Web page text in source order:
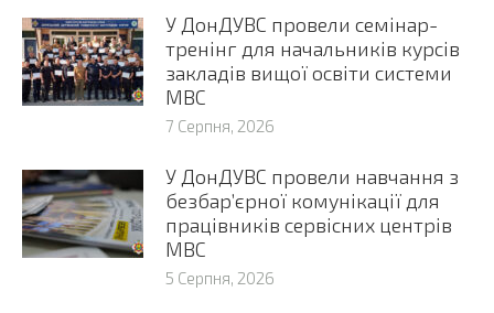
У ДонДУВС провели семінар-
тренінг для начальників курсів
закладів вищої освіти системи
МВС
7 Серпня, 2026
У ДонДУВС провели навчання з
безбар’єрної комунікації для
працівників сервісних центрів
МВС
5 Серпня, 2026